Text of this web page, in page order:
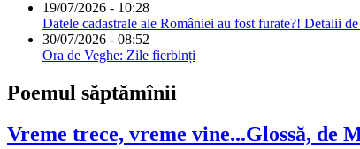
19/07/2026 - 10:28
Datele cadastrale ale României au fost furate?! Detalii
30/07/2026 - 08:52
Ora de Veghe: Zile fierbinți
Poemul săptămînii
Vreme trece, vreme vine...Glossă, de